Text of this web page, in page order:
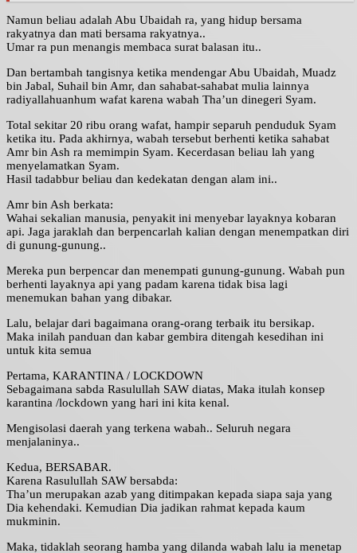
Namun beliau adalah Abu Ubaidah ra, yang hidup bersama
rakyatnya dan mati bersama rakyatnya..
Umar ra pun menangis membaca surat balasan itu..
Dan bertambah tangisnya ketika mendengar Abu Ubaidah, Muadz
bin Jabal, Suhail bin Amr, dan sahabat-sahabat mulia lainnya
radiyallahuanhum wafat karena wabah Tha’un dinegeri Syam.
Total sekitar 20 ribu orang wafat, hampir separuh penduduk Syam
ketika itu. Pada akhirnya, wabah tersebut berhenti ketika sahabat
Amr bin Ash ra memimpin Syam. Kecerdasan beliau lah yang
menyelamatkan Syam.
Hasil tadabbur beliau dan kedekatan dengan alam ini..
Amr bin Ash berkata:
Wahai sekalian manusia, penyakit ini menyebar layaknya kobaran
api. Jaga jaraklah dan berpencarlah kalian dengan menempatkan diri
di gunung-gunung..
Mereka pun berpencar dan menempati gunung-gunung. Wabah pun
berhenti layaknya api yang padam karena tidak bisa lagi
menemukan bahan yang dibakar.
Lalu, belajar dari bagaimana orang-orang terbaik itu bersikap.
Maka inilah panduan dan kabar gembira ditengah kesedihan ini
untuk kita semua
Pertama, KARANTINA / LOCKDOWN
Sebagaimana sabda Rasulullah SAW diatas, Maka itulah konsep
karantina /lockdown yang hari ini kita kenal.
Mengisolasi daerah yang terkena wabah.. Seluruh negara
menjalaninya..
Kedua, BERSABAR.
Karena Rasulullah SAW bersabda:
Tha’un merupakan azab yang ditimpakan kepada siapa saja yang
Dia kehendaki. Kemudian Dia jadikan rahmat kepada kaum
mukminin.
Maka, tidaklah seorang hamba yang dilanda wabah lalu ia menetap